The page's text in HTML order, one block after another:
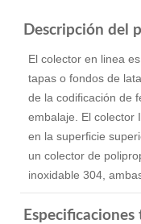
Descripción del
El colector en linea
tapas o fondos de
de la codificación de
embalaje. El colector
en la superficie
un colector de
inoxidable 304,
Especificaciones